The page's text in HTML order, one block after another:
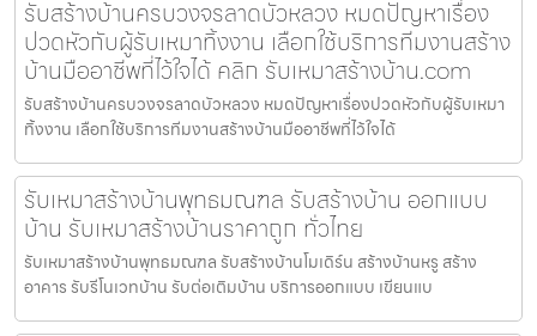
รับสร้างบ้านครบวงจรลาดบัวหลวง หมดปัญหาเรื่อง
ปวดหัวกับผู้รับเหมาทิ้งงาน เลือกใช้บริการทีมงานสร้าง
บ้านมืออาชีพที่ไว้ใจได้ คลิก รับเหมาสร้างบ้าน.com
รับสร้างบ้านครบวงจรลาดบัวหลวง หมดปัญหาเรื่องปวดหัวกับผู้รับเหมา
ทิ้งงาน เลือกใช้บริการทีมงานสร้างบ้านมืออาชีพที่ไว้ใจได้
รับเหมาสร้างบ้านพุทธมณฑล รับสร้างบ้าน ออกแบบ
บ้าน รับเหมาสร้างบ้านราคาถูก ทั่วไทย
รับเหมาสร้างบ้านพุทธมณฑล รับสร้างบ้านโมเดิร์น สร้างบ้านหรู สร้าง
อาคาร รับรีโนเวทบ้าน รับต่อเติมบ้าน บริการออกแบบ เขียนแบ